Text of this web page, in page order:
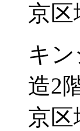
京区
キ
造2
京区